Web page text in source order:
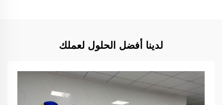
لدينا أفضل الحلول لعملك